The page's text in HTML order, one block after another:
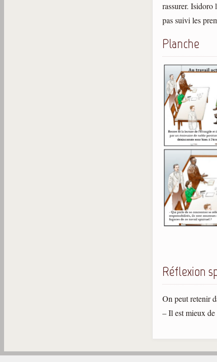
rassurer. Isidoro
pas suivi les
Planche
Réflexion
On peut retenir
– Il est mieux de